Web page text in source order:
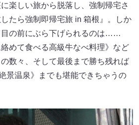
楽しい旅から脱落し、強制帰宅さ
たら強制即帰宅旅 in 箱根』。しか
目の前にぶら下げられるのは……
絡めて食べる高級牛なべ料理》など
数々、そして最後まで勝ち残れば
景温泉》までも堪能できちゃうの